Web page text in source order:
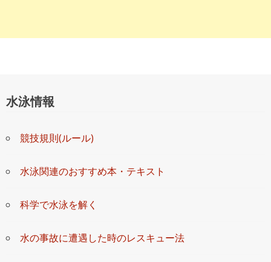
水泳情報
競技規則(ルール)
水泳関連のおすすめ本・テキスト
科学で水泳を解く
水の事故に遭遇した時のレスキュー法